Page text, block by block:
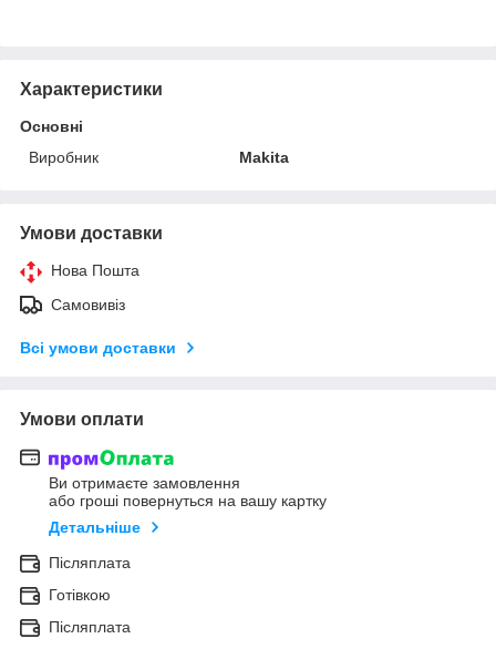
Характеристики
Основні
Виробник
Makita
Умови доставки
Нова Пошта
Самовивіз
Всі умови доставки
Умови оплати
Ви отримаєте замовлення
або гроші повернуться на вашу картку
Детальніше
Післяплата
Готівкою
Післяплата